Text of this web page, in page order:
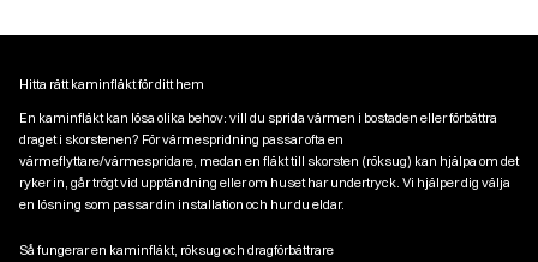
Hitta rätt kaminfläkt för ditt hem
En kaminfläkt kan lösa olika behov: vill du sprida värmen i bostaden eller förbättra
draget i skorstenen? För värmespridning passar ofta en
värmeflyttare/värmespridare, medan en fläkt till skorsten (röksug) kan hjälpa om det
ryker in, går trögt vid upptändning eller om huset har undertryck. Vi hjälper dig välja
en lösning som passar din installation och hur du eldar.
Så fungerar en kaminfläkt, röksug och dragförbättrare